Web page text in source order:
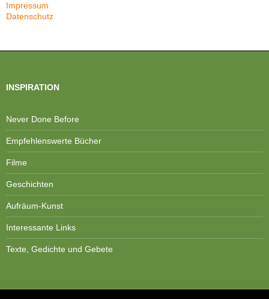
Impressum
Datenschutz
INSPIRATION
Never Done Before
Empfehlenswerte Bücher
Filme
Geschichten
Aufräum-Kunst
Interessante Links
Texte, Gedichte und Gebete